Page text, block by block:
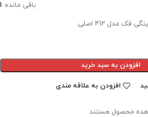
باقی مانده: 1
مدل 412 اصلی
افزودن به سبد خرید
افزودن به علاقه مندی
محصول هستند